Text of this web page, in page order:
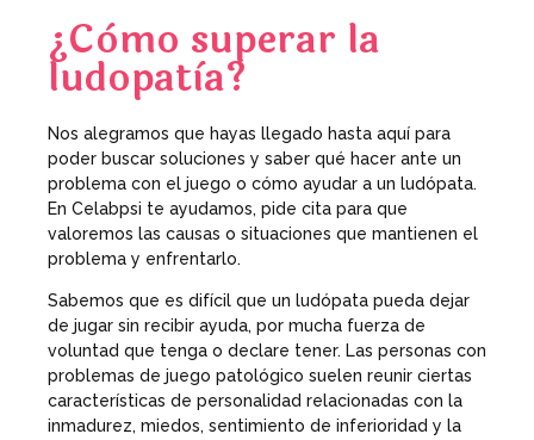
¿Còmo superar la
ludopatìa?
Nos alegramos que hayas llegado hasta aquí para
poder buscar soluciones y saber qué hacer ante un
problema con el juego o cómo ayudar a un ludópata.
En Celabpsi te ayudamos, pide cita para que
valoremos las causas o situaciones que mantienen el
problema y enfrentarlo.
Sabemos que es difícil que un ludópata pueda dejar
de jugar sin recibir ayuda, por mucha fuerza de
voluntad que tenga o declare tener. Las personas con
problemas de juego patológico suelen reunir ciertas
características de personalidad relacionadas con la
inmadurez, miedos, sentimiento de inferioridad y la